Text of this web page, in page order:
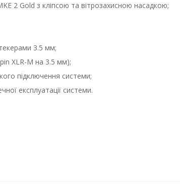
2 Gold з кліпсою та вітрозахисною насадкою;
3.5 мм;
XLR-M на 3.5 мм);
підключення системи;
експлуатації системи.